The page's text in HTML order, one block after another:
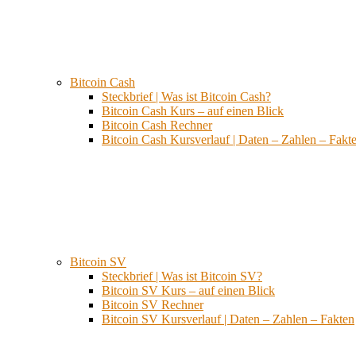
Bitcoin Cash
Steckbrief | Was ist Bitcoin Cash?
Bitcoin Cash Kurs – auf einen Blick
Bitcoin Cash Rechner
Bitcoin Cash Kursverlauf | Daten – Zahlen –
Bitcoin SV
Steckbrief | Was ist Bitcoin SV?
Bitcoin SV Kurs – auf einen Blick
Bitcoin SV Rechner
Bitcoin SV Kursverlauf | Daten – Zahlen – Fakten